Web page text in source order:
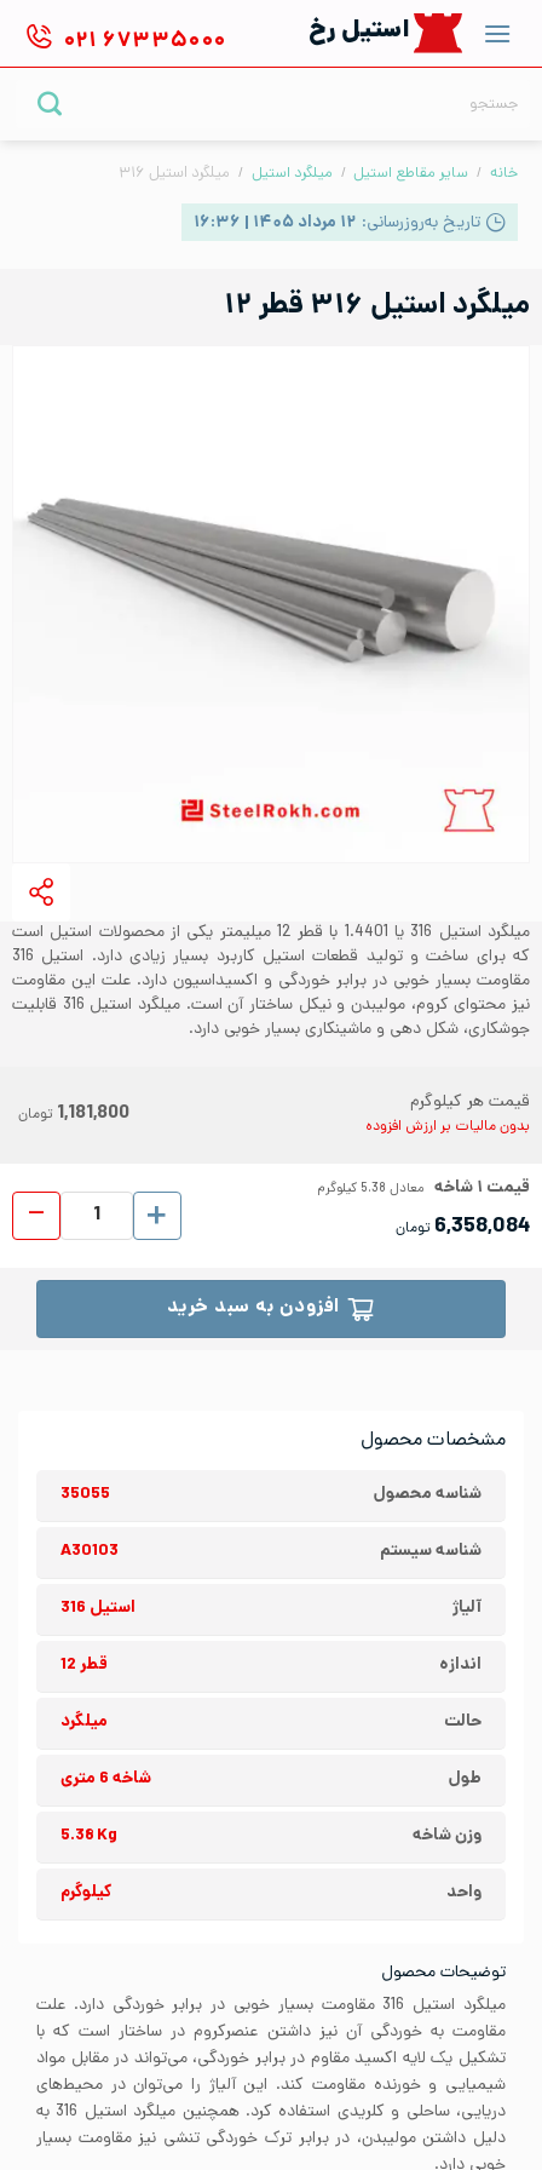
content
استیل رخ ۰۲۱ ۶۷۳۳۵۰۰۰
خانه / سایر مقاطع استیل / میلگرد استیل / میلگرد استیل ۳۱۶
تاریخ به‌روزرسانی: ۱۲ مرداد ۱۴۰۵ | ۱۶:۳۶
مشخصات محصول
شناسه محصول 35055
شناسه سیستم A30103
آلیاژ استیل 316
اندازه قطر 12
حالت میلگرد
طول شاخه 6 متری
وزن شاخه 5.38 Kg
واحد کیلوگرم
توضیحات محصول
میلگرد استیل 316 مقاومت بسیار خوبی در برابر خوردگی دارد. علت
مقاومت به خوردگی آن نیز داشتن عنصرکروم در ساختار است که با
تشکیل یک لایه اکسید مقاوم در برابر خوردگی، می‌تواند در مقابل مواد
شیمیایی و خورنده مقاومت کند. این آلیاژ را می‌توان در محیط‌های
دریایی، ساحلی و کلریدی استفاده کرد. همچنین میلگرد استیل 316 به
دلیل داشتن مولیبدن، در برابر ترک خوردگی تنشی نیز مقاومت بسیار
میلگرد استیل ۳۱۶ قطر ۱۲
میلگرد استیل 316 یا 1.4401 با قطر 12 میلیمتر یکی از محصولات استیل است
که برای ساخت و تولید قطعات استیل کاربرد بسیار زیادی دارد. استیل 316
مقاومت بسیار خوبی در برابر خوردگی و اکسیداسیون دارد. علت این مقاومت
نیز محتوای کروم، مولیبدن و نیکل ساختار آن است. میلگرد استیل 316 قابلیت
جوشکاری، شکل دهی و ماشینکاری بسیار خوبی دارد.
قیمت هر کیلوگرم
بدون مالیات بر ارزش افزوده 1,181,800 تومان
قیمت ۱شاخه معادل 5.38 کیلوگرم
6,358,084 تومان
افزودن به سبد خرید